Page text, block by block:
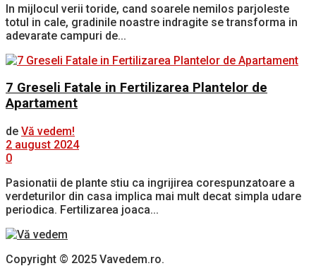
In mijlocul verii toride, cand soarele nemilos parjoleste
totul in cale, gradinile noastre indragite se transforma in
adevarate campuri de...
7 Greseli Fatale in Fertilizarea Plantelor de
Apartament
de Vă vedem!
2 august 2024
0
Pasionatii de plante stiu ca ingrijirea corespunzatoare a
verdeturilor din casa implica mai mult decat simpla udare
periodica. Fertilizarea joaca...
Copyright © 2025 Vavedem.ro.